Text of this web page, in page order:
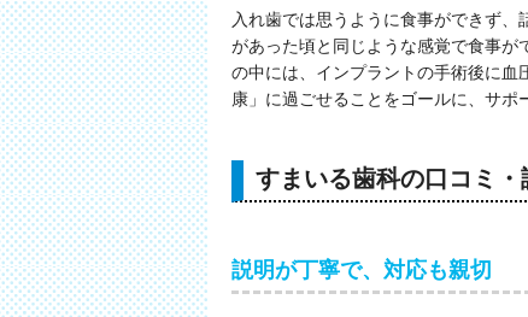
入れ歯では思うように食事ができず
があった頃と同じような感覚で食事が
の中には、インプラントの手術後に血
康」に過ごせることをゴールに、サポ
すまいる歯科の口コミ・
説明が丁寧で、対応も親切